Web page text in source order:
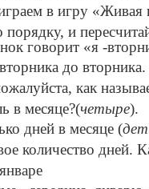
в игру «Живая
порядку, и
говорит «я -
до
как
в месяце?(четыре).
дней в месяце (
количество дней.